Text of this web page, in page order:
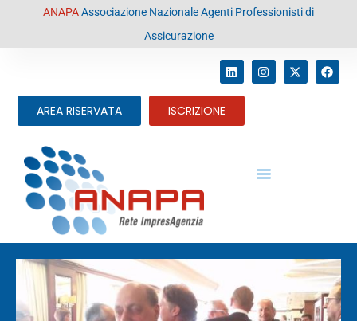
contenutoANAPAAssociazione Nazionale Agenti Professionisti di
Assicurazione
AREA RISERVATA ISCRIZIONE